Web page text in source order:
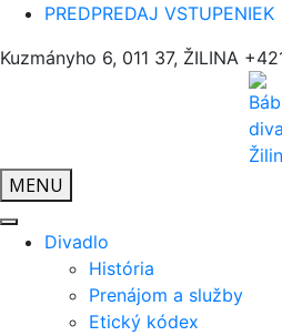
PREDPREDAJ VSTUPENIEK
Kuzmányho 6, 011 37, ŽILINA
MENU
Divadlo
História
Prenájom a služby
Etický kódex